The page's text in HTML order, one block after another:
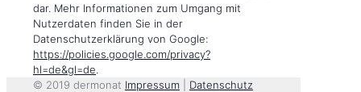
dar. Mehr Informationen zum Umgang mit
Nutzerdaten finden Sie in der
Datenschutzerklärung von Google:
https://policies.google.com/privacy?
hl=de&gl=de.
© 2019 dermonat Impressum Datenschutz